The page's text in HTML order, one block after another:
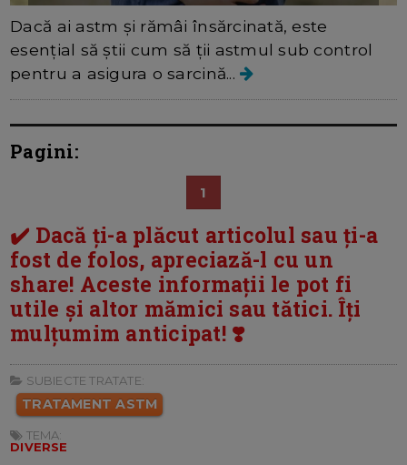
Dacă ai astm și rămâi însărcinată, este
esențial să știi cum să ții astmul sub control
pentru a asigura o sarcină...
Pagini:
1
✔️ Dacă ți-a plăcut articolul sau ți-a
fost de folos, apreciază-l cu un
share! Aceste informații le pot fi
utile și altor mămici sau tătici. Îți
mulțumim anticipat! ❣️
SUBIECTE TRATATE:
TRATAMENT ASTM
TEMA:
DIVERSE